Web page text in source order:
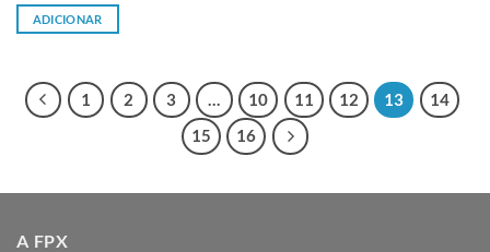
ADICIONAR
1 2 3 … 10 11 12 13
14
15
16
A FPX